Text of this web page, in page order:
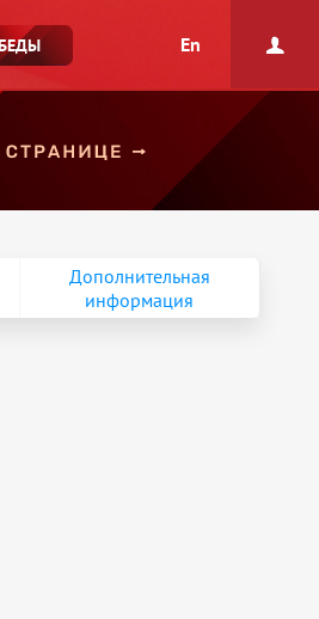
En
Дополнительная
информация